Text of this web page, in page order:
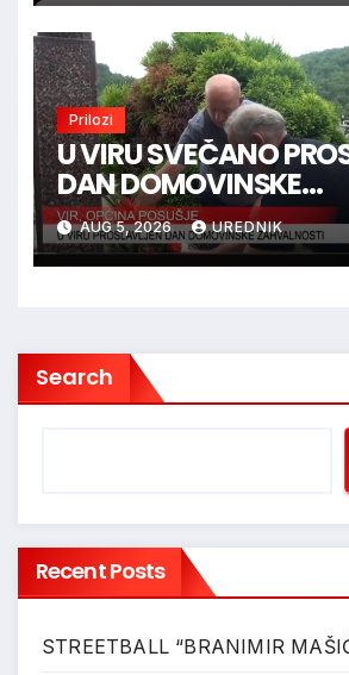
Prilozi
U VIRU SVEČANO
DAN DOMOVINSKE
ZAHVALNOSTI
AUG 5, 2026 UREDNIK
Search
Recent Posts
STREETBALL “BRANIMIR